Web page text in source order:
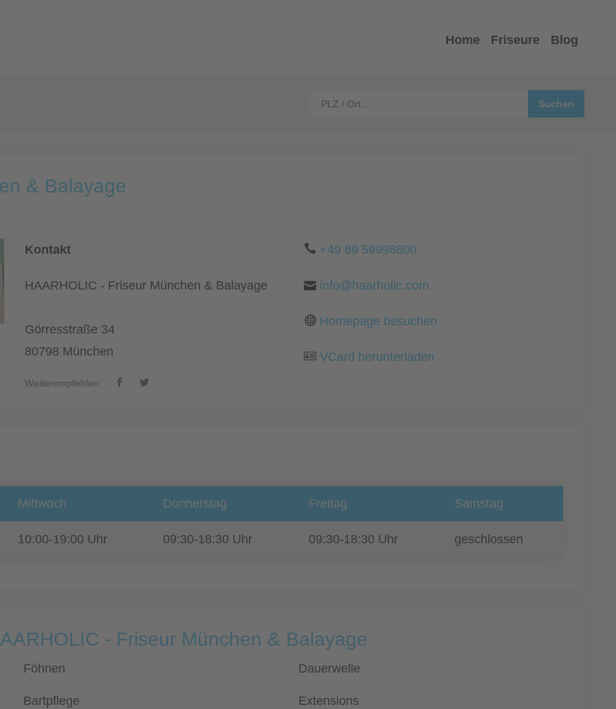
Home Friseure Blog
& Balayage
Kontakt
HAARHOLIC - Friseur München & Balayage
Görresstraße 34
80798 München
Weiterempfehlen:
+49 89 59998800
info@haarholic.com
Homepage besuchen
VCard herunterladen
Mittwoch Donnerstag Freitag Samstag
10:00-19:00 Uhr 09:30-18:30 Uhr 09:30-18:30 Uhr geschlossen
- Friseur München & Balayage
Föhnen Dauerwelle
Bartpflege Extensions